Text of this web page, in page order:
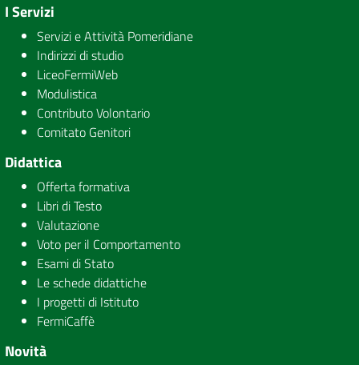
I Servizi
Servizi e Attività Pomeridiane
Indirizzi di studio
LiceoFermiWeb
Modulistica
Contributo Volontario
Comitato Genitori
Didattica
Offerta formativa
Libri di Testo
Valutazione
Voto per il Comportamento
Esami di Stato
Le schede didattiche
I progetti di Istituto
FermiCaffè
Novità